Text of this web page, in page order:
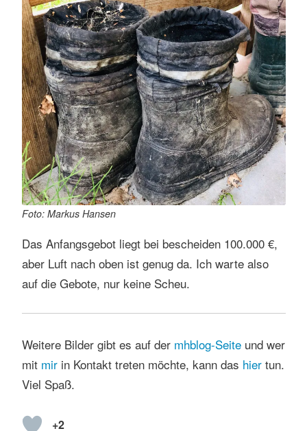
Foto: Markus Hansen
Das Anfangsgebot liegt bei bescheiden 100.000 €,
aber Luft nach oben ist genug da. Ich warte also
auf die Gebote, nur keine Scheu.
Weitere Bilder gibt es auf der mhblog-Seite und wer
mit mirin Kontakt treten möchte, kann das hiertun.
Viel Spaß.
+2